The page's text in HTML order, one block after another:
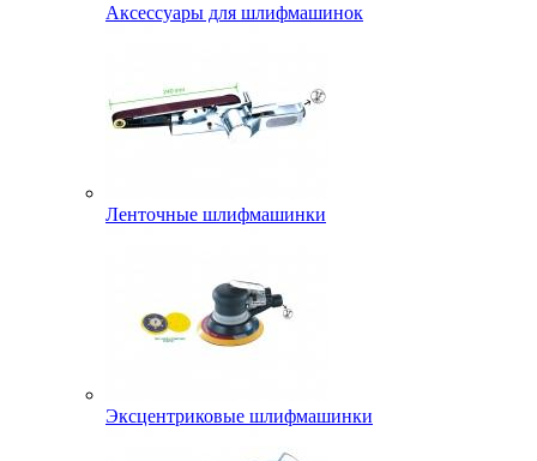
Аксессуары для шлифмашинок
Ленточные шлифмашинки
Эксцентриковые шлифмашинки